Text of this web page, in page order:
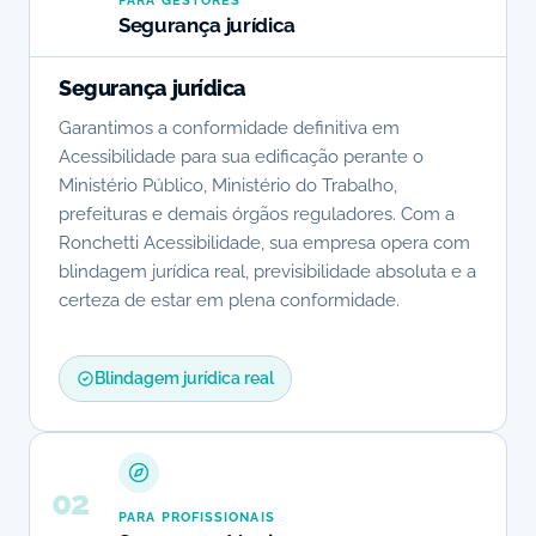
Segurança jurídica
Segurança jurídica
Garantimos a conformidade definitiva em
Acessibilidade para sua edificação perante o
Ministério Público, Ministério do Trabalho,
prefeituras e demais órgãos reguladores. Com a
Ronchetti Acessibilidade, sua empresa opera com
blindagem jurídica real, previsibilidade absoluta e a
certeza de estar em plena conformidade.
Blindagem jurídica real
02 PARA PROFISSIONAIS